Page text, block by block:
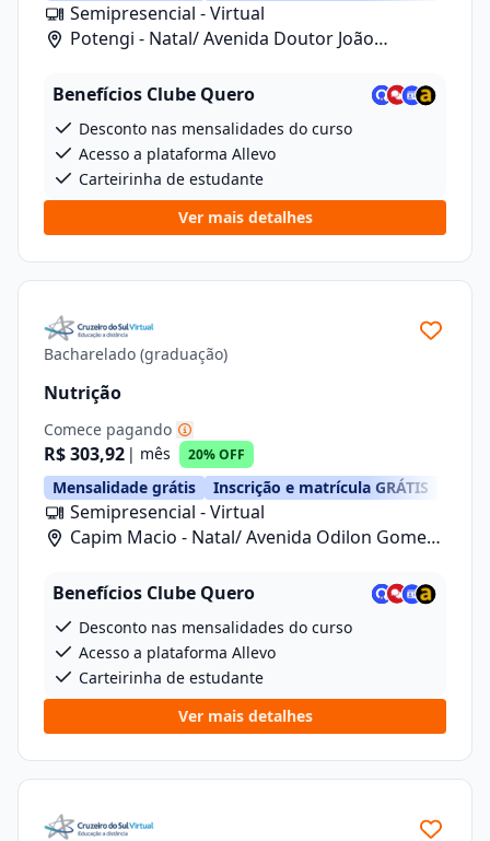
Semipresencial - Virtual
Potengi - Natal/ Avenida Doutor João
Benefícios Clube Quero
Desconto nas mensalidades do curso
Acesso a plataforma Allevo
Carteirinha de estudante
Ver mais detalhes
Bacharelado (graduação)
Nutrição
Comece pagando
R$ 303,92 | mês 20% OFF
Mensalidade grátis Inscrição e matrícula GRÁTIS
Semipresencial - Virtual
Capim Macio - Natal/ Avenida Odilon Gomes
Benefícios Clube Quero
Desconto nas mensalidades do curso
Acesso a plataforma Allevo
Carteirinha de estudante
Ver mais detalhes